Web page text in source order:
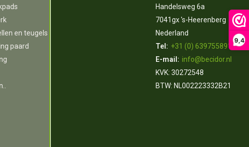
9,4
en teugels
paard
Handelsweg 6a
7041gx 's-Heerenberg
Nederland
Tel: +31 (0) 639755891
E-mail: info@becidor.nl
KVK: 30272548
BTW: NL002223332B21